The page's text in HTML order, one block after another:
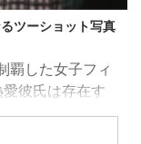
紀平梨花選手が
高得点を叩き
花選手。 その
ではあります